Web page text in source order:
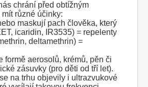
chrání před obtížným
různé účinky:
maskují pach člověka, který
icaridin, IR3535) = repelenty
deltamethrin) =
formě aerosolů, krémů, pěn či
zásuvky (pro děti od tří let).
na trhu objevily i ultrazvukové